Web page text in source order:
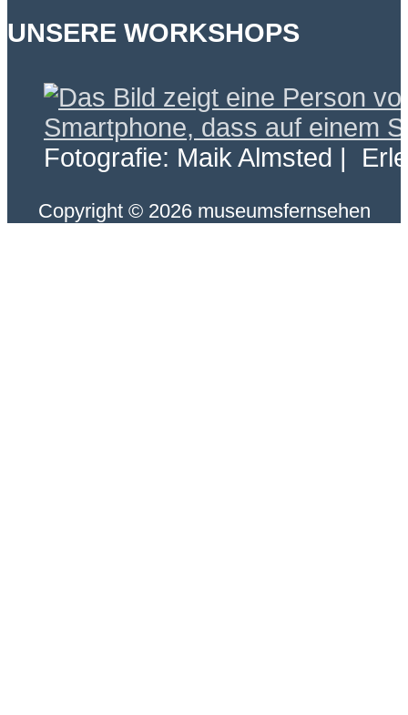
UNSERE WORKSHOPS
Fotografie: Maik Almsted |
Copyright © 2026 museumsfernsehen